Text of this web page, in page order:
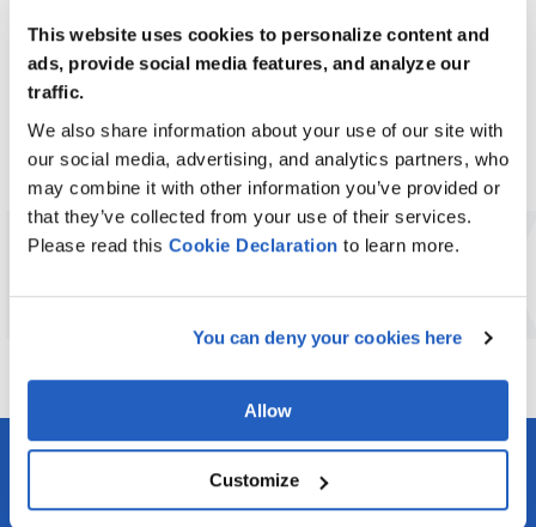
This website uses cookies to personalize content and
ads, provide social media features, and analyze our
traffic.
We also share information about your use of our site with
our social media, advertising, and analytics partners, who
may combine it with other information you’ve provided or
that they’ve collected from your use of their services.
Please read this Cookie Declaration to learn more.
You can deny your cookies here
Allow
Customize
Donnez à votre personnel les moyens
d'accepter le changement - et non d'y
résister
Pourquoi LeverX ?